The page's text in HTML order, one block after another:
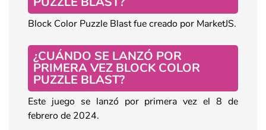
Block Color Puzzle Blast fue creado por MarketJS.
¿CUÁNDO SE LANZÓ POR
PRIMERA VEZ BLOCK COLOR
PUZZLE BLAST?
Este juego se lanzó por primera vez el 8 de
febrero de 2024.